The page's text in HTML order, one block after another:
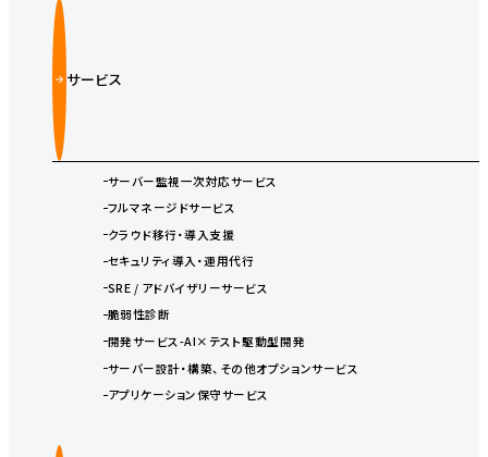
サービス
サーバー監視一次対応サービス
フルマネージドサービス
クラウド移行・導入支援
セキュリティ導入・運用代行
SRE / アドバイザリーサービス
脆弱性診断
開発サービス-AI×テスト駆動型開発
サーバー設計・構築、その他オプションサービス
アプリケーション保守サービス